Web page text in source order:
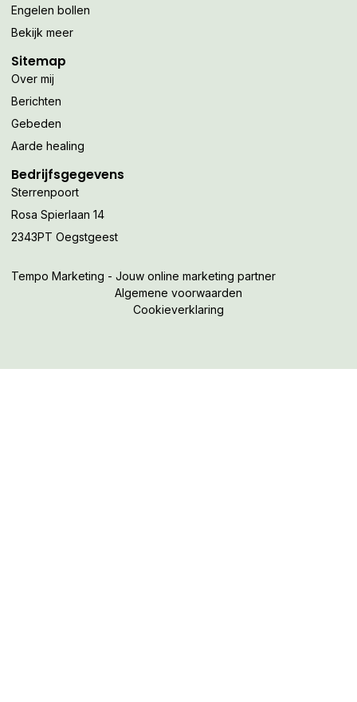
Engelen bollen
Bekijk meer
Sitemap
Over mij
Berichten
Gebeden
Aarde healing
Bedrijfsgegevens
Sterrenpoort
Rosa Spierlaan 14
2343PT Oegstgeest
Tempo Marketing - Jouw online marketing partner
Algemene voorwaarden
Cookieverklaring